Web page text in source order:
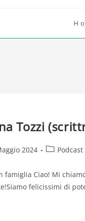
Tozzi
2024
Categoria
Podcast
famiglia Ciao! Mi
felicissimi di